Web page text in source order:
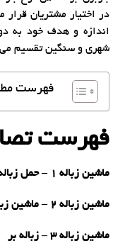
در اختیار مشتریان
اندازه و هدف خود به
شهری و سنگین تقسیم
فهرست
فهرست
ماشین زباله 1 – حمل زباله
ماشین زباله 2 – ماشین زباله
ماشین زباله 3 – زباله بر